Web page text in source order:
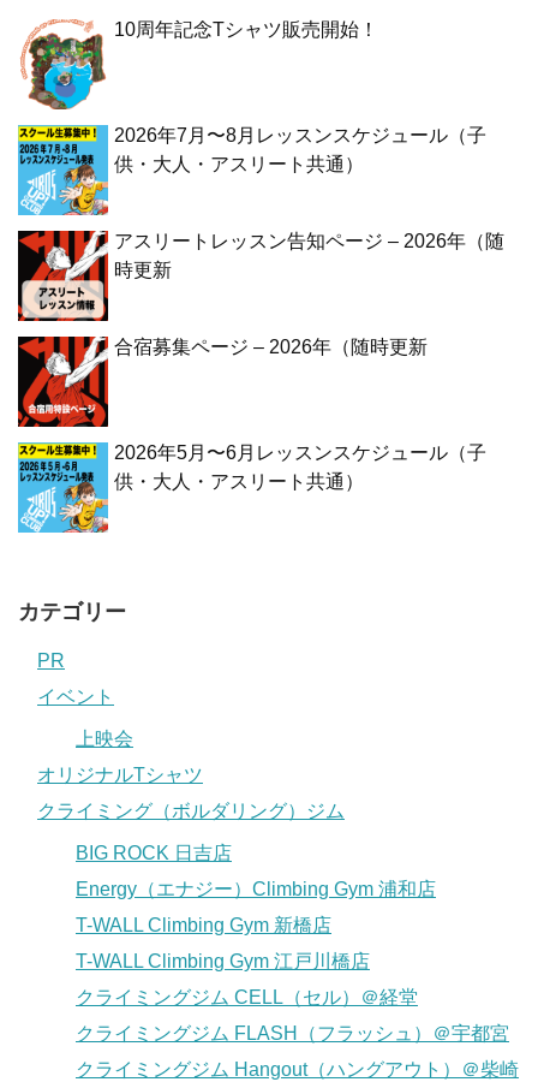
10周年記念Tシャツ販売開始！
2026年7月〜8月レッスンスケジュール（子
供・大人・アスリート共通）
アスリートレッスン告知ページ – 2026年（随
時更新
合宿募集ページ – 2026年（随時更新
2026年5月〜6月レッスンスケジュール（子
供・大人・アスリート共通）
カテゴリー
PR
イベント
上映会
オリジナルTシャツ
クライミング（ボルダリング）ジム
BIG ROCK 日吉店
Energy（エナジー）Climbing Gym 浦和店
T-WALL Climbing Gym 新橋店
T-WALL Climbing Gym 江戸川橋店
クライミングジム CELL（セル）＠経堂
クライミングジム FLASH（フラッシュ）＠宇都宮
クライミングジム Hangout（ハングアウト）＠柴崎